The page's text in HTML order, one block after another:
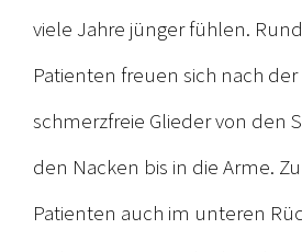
viele Jahre jünger fühlen.
Patienten freuen sich nach
schmerzfreie Glieder von den
den Nacken bis in die Arme.
Patienten auch im unteren